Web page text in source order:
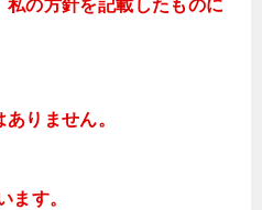
の方針を記載したものに
りません。
ます。